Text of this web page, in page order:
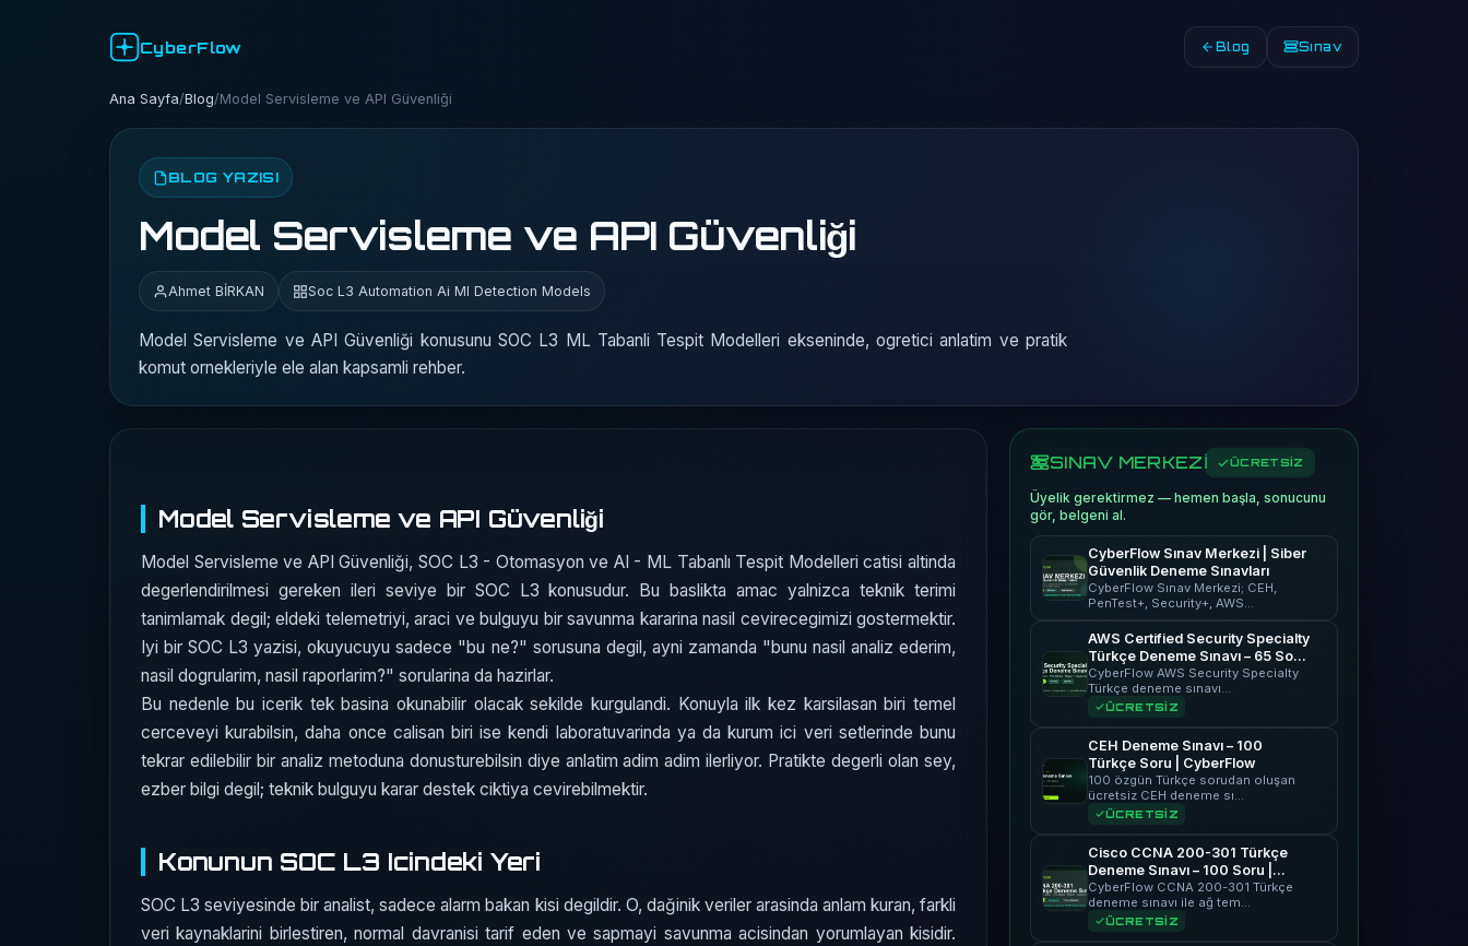
CyberFlow Blog Sınav
Ana Sayfa/Blog/Model Servisleme ve API Güvenliği
BLOG YAZISI
Model Servisleme ve API Güvenliği
Ahmet BİRKAN Soc L3 Automation Ai Ml Detection Models
Model Servisleme ve API Güvenliği konusunu SOC L3 ML Tabanli Tespit Modelleri ekseninde, ogretici anlatim ve pratik
komut ornekleriyle ele alan kapsamli rehber.
Model Servisleme ve API Güvenliği
Model Servisleme ve API Güvenliği, SOC L3 - Otomasyon ve AI - ML Tabanlı Tespit Modelleri catisi altinda
degerlendirilmesi gereken ileri seviye bir SOC L3 konusudur. Bu baslikta amac yalnizca teknik terimi
tanimlamak degil; eldeki telemetriyi, araci ve bulguyu bir savunma kararina nasil cevirecegimizi gostermektir.
Iyi bir SOC L3 yazisi, okuyucuyu sadece "bu ne?" sorusuna degil, ayni zamanda "bunu nasil analiz ederim,
nasil dogrularim, nasil raporlarim?" sorularina da hazirlar.
Bu nedenle bu icerik tek basina okunabilir olacak sekilde kurgulandi. Konuyla ilk kez karsilasan biri temel
cerceveyi kurabilsin, daha once calisan biri ise kendi laboratuvarinda ya da kurum ici veri setlerinde bunu
tekrar edilebilir bir analiz metoduna donusturebilsin diye anlatim adim adim ilerliyor. Pratikte degerli olan sey,
ezber bilgi degil; teknik bulguyu karar destek ciktiya cevirebilmektir.
Konunun SOC L3 Icindeki Yeri
SOC L3 seviyesinde bir analist, sadece alarm bakan kisi degildir. O, dağinik veriler arasinda anlam kuran, farkli
veri kaynaklarini birlestiren, normal davranisi tarif eden ve sapmayi savunma acisindan yorumlayan kisidir.
SINAV MERKEZİ ÜCRETSİZ
Üyelik gerektirmez — hemen başla, sonucunu
gör, belgeni al.
CyberFlow Sınav Merkezi | Siber
Güvenlik Deneme Sınavları
CyberFlow Sınav Merkezi; CEH,
PenTest+, Security+, AWS…
AWS Certified Security Specialty
Türkçe Deneme Sınavı – 65 Soru
| CyberFlow
CyberFlow AWS Security Specialty
Türkçe deneme sınavı…
ÜCRETSİZ
CEH Deneme Sınavı – 100
Türkçe Soru | CyberFlow
100 özgün Türkçe sorudan oluşan
ücretsiz CEH deneme sı…
ÜCRETSİZ
Cisco CCNA 200-301 Türkçe
Deneme Sınavı – 100 Soru |
CyberFlow
CyberFlow CCNA 200-301 Türkçe
deneme sınavı ile ağ tem…
ÜCRETSİZ